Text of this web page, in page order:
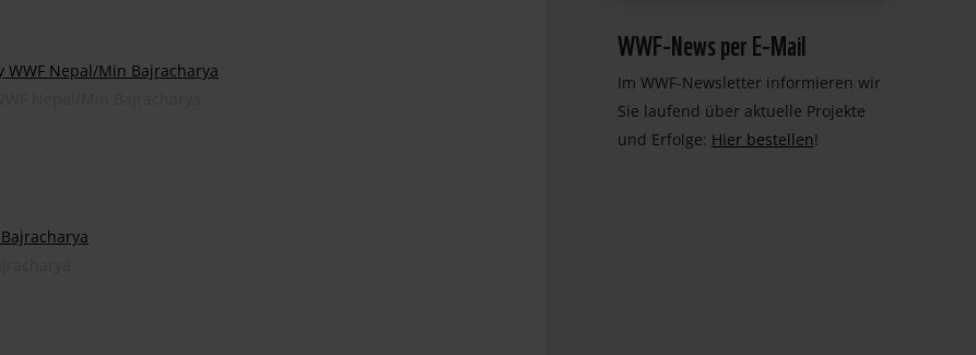
WWF-News per E-Mail
Im WWF-Newsletter informieren wir
Sie laufend über aktuelle Projekte
und Erfolge: Hier bestellen!